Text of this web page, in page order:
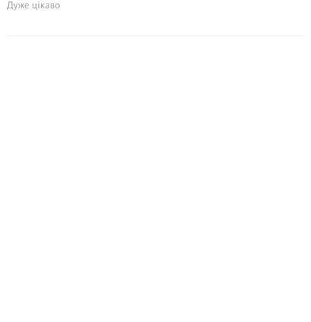
Дуже цікаво